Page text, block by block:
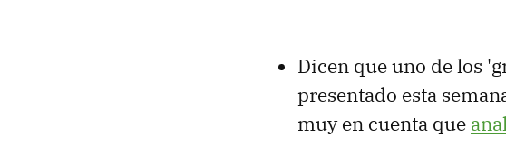
Dicen que uno de los
presentado esta
muy en cuenta que